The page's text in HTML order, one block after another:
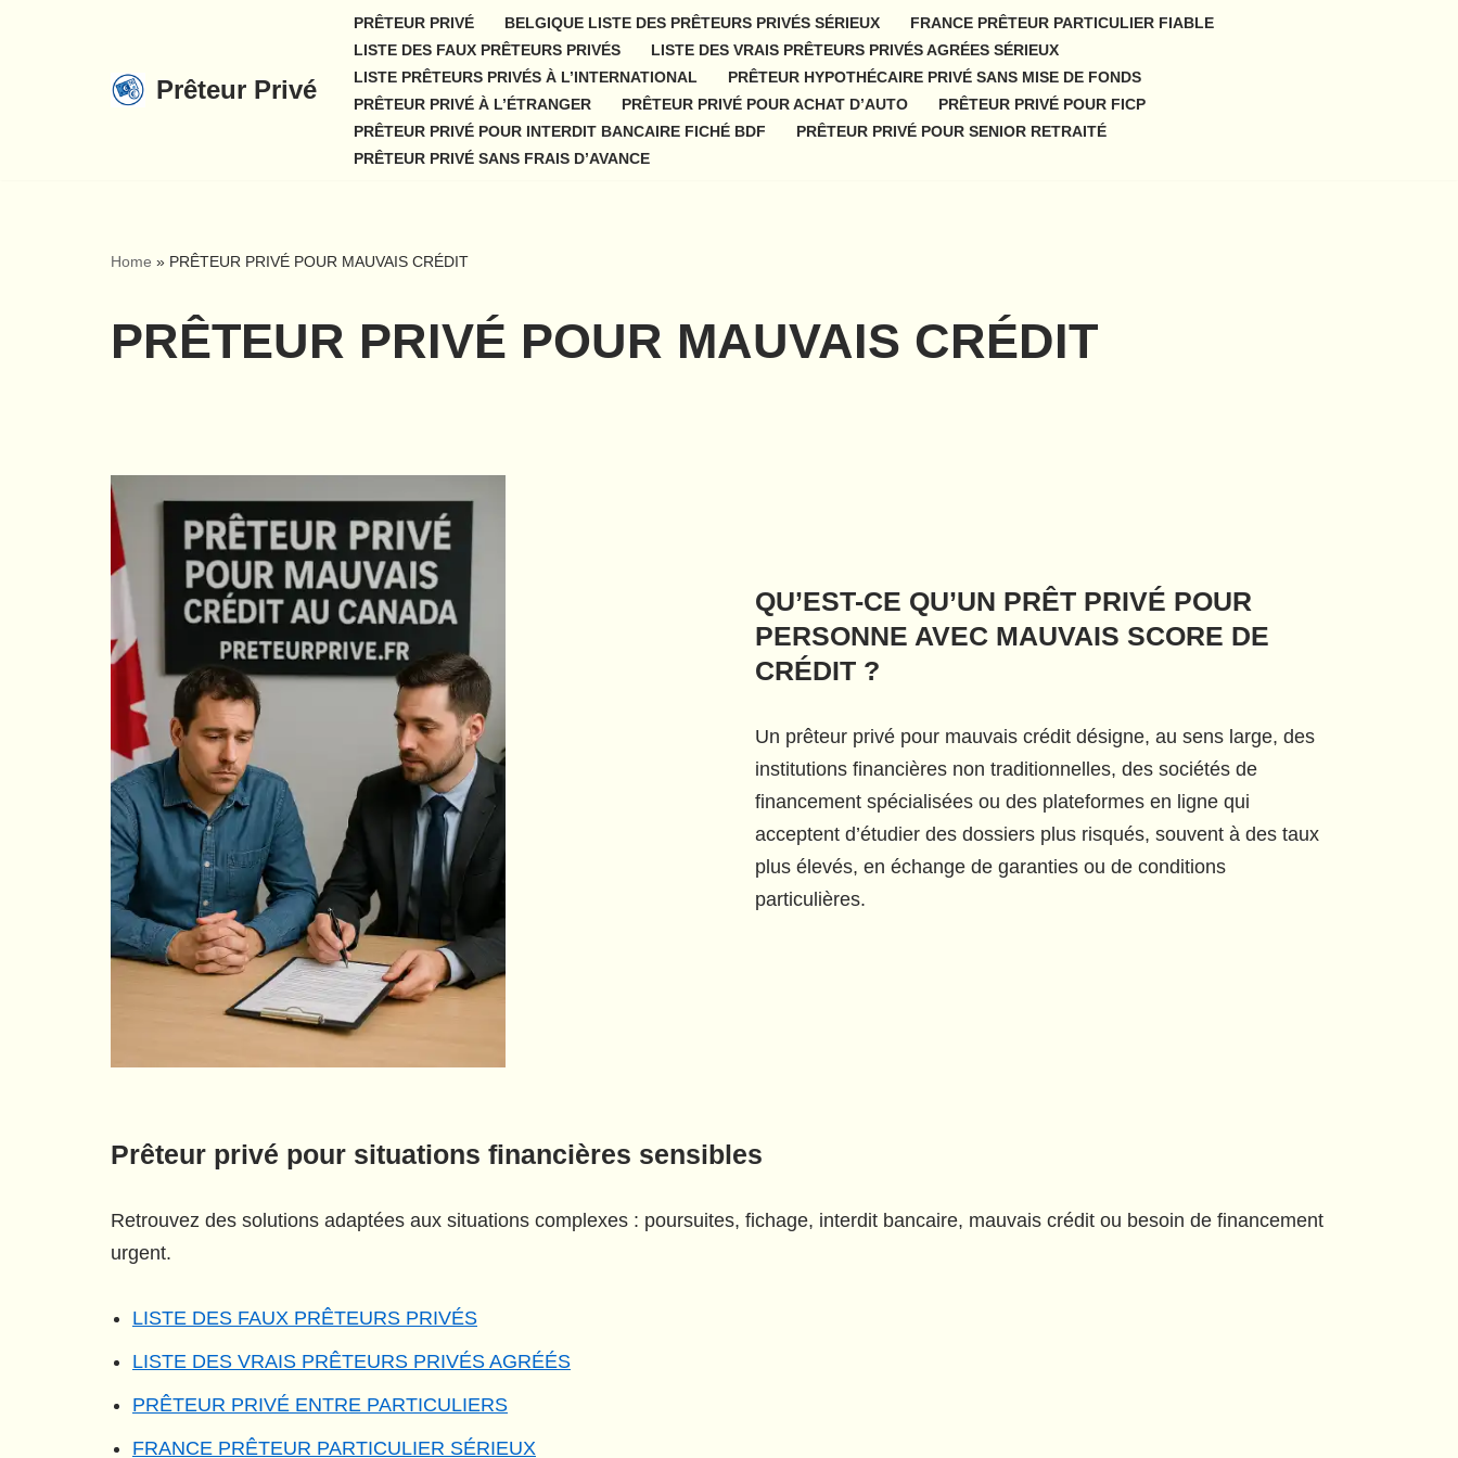
Prêteur Privé
PRÊTEUR PRIVÉ BELGIQUE LISTE DES PRÊTEURS PRIVÉS SÉRIEUX
FRANCE PRÊTEUR PARTICULIER FIABLE
LISTE DES FAUX PRÊTEURS PRIVÉS
LISTE DES VRAIS PRÊTEURS PRIVÉS AGRÉES SÉRIEUX
LISTE PRÊTEURS PRIVÉS À L’INTERNATIONAL
PRÊTEUR HYPOTHÉCAIRE PRIVÉ SANS MISE DE FONDS
PRÊTEUR PRIVÉ À L’ÉTRANGER
PRÊTEUR PRIVÉ POUR ACHAT D’AUTO
PRÊTEUR PRIVÉ POUR FICP
PRÊTEUR PRIVÉ POUR INTERDIT BANCAIRE FICHÉ BDF
PRÊTEUR PRIVÉ POUR SENIOR RETRAITÉ
PRÊTEUR PRIVÉ SANS FRAIS D’AVANCE
Home » PRÊTEUR PRIVÉ POUR MAUVAIS CRÉDIT
PRÊTEUR PRIVÉ POUR MAUVAIS CRÉDIT
QU’EST-CE QU’UN PRÊT PRIVÉ POUR
PERSONNE AVEC MAUVAIS SCORE DE
CRÉDIT ?
Un prêteur privé pour mauvais crédit désigne, au sens large, des
institutions financières non traditionnelles, des sociétés de
financement spécialisées ou des plateformes en ligne qui
acceptent d’étudier des dossiers plus risqués, souvent à des taux
plus élevés, en échange de garanties ou de conditions
particulières.
Prêteur privé pour situations financières sensibles
Retrouvez des solutions adaptées aux situations complexes : poursuites, fichage, interdit bancaire, mauvais crédit ou besoin de financement
urgent.
LISTE DES FAUX PRÊTEURS PRIVÉS
LISTE DES VRAIS PRÊTEURS PRIVÉS AGRÉÉS
PRÊTEUR PRIVÉ ENTRE PARTICULIERS
FRANCE PRÊTEUR PARTICULIER SÉRIEUX